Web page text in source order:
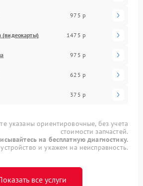
975 р
(видеокарты) 1475 р
975 р
625 р
375 р
указаны ориентировочные, без учета
стоимости запчастей.
на бесплатную диагностику.
и укажем на неисправность.
все услуги